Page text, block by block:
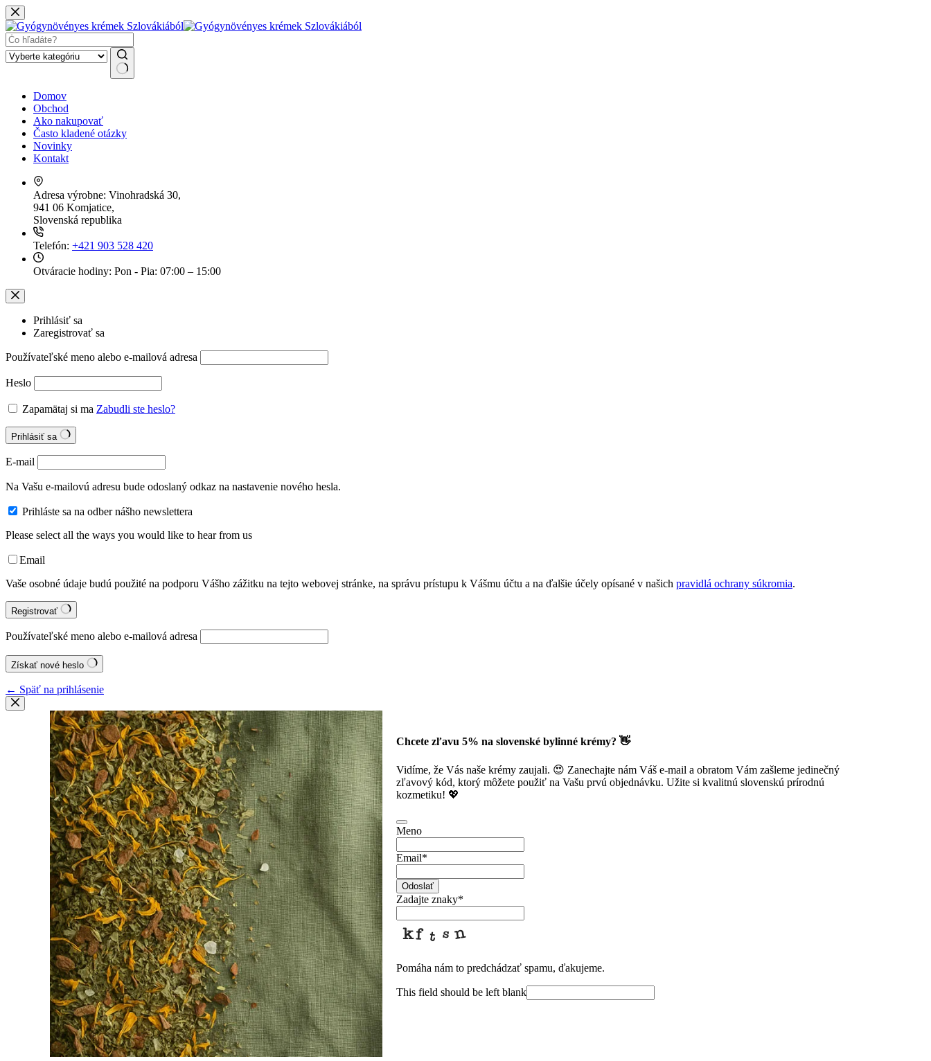
Skip
to
content
results Domov
Obchod
Ako nakupovať
Často kladené otázky
Novinky
Kontakt
Adresa výrobne: Vinohradská 30,
941 06 Komjatice,
Slovenská republika
Telefón: +421 903 528 420
Otváracie hodiny: Pon - Pia: 07:00 – 15:00
Prihlásiť sa
Zaregistrovať sa
Používateľské meno alebo e-mailová adresa
Heslo
Zapamätaj si ma Zabudli ste heslo?
Prihlásiť sa
E-mail
Na Vašu e-mailovú adresu bude odoslaný odkaz na nastavenie nového hesla.
Prihláste sa na odber nášho newslettera
Please select all the ways you would like to hear from us
Email
Vaše osobné údaje budú použité na podporu Vášho zážitku na tejto webovej stránke, na správu prístupu k Vášmu účtu a na ďalšie účely opísané v našich pravidlá ochrany súkromia.
Registrovať
Používateľské meno alebo e-mailová adresa
Získať nové heslo
← Späť na prihlásenie
Chcete zľavu 5% na slovenské bylinné krémy? 👋
Vidíme, že Vás naše krémy zaujali. 😍 Zanechajte nám Váš e-mail a obratom Vám zašleme jedinečný
zľavový kód, ktorý môžete použiť na Vašu prvú objednávku. Užite si kvalitnú slovenskú prírodnú
kozmetiku! 💖
Meno
Email*
Odoslať
Zadajte znaky*
Pomáha nám to predchádzať spamu, ďakujeme.
This field should be left blank